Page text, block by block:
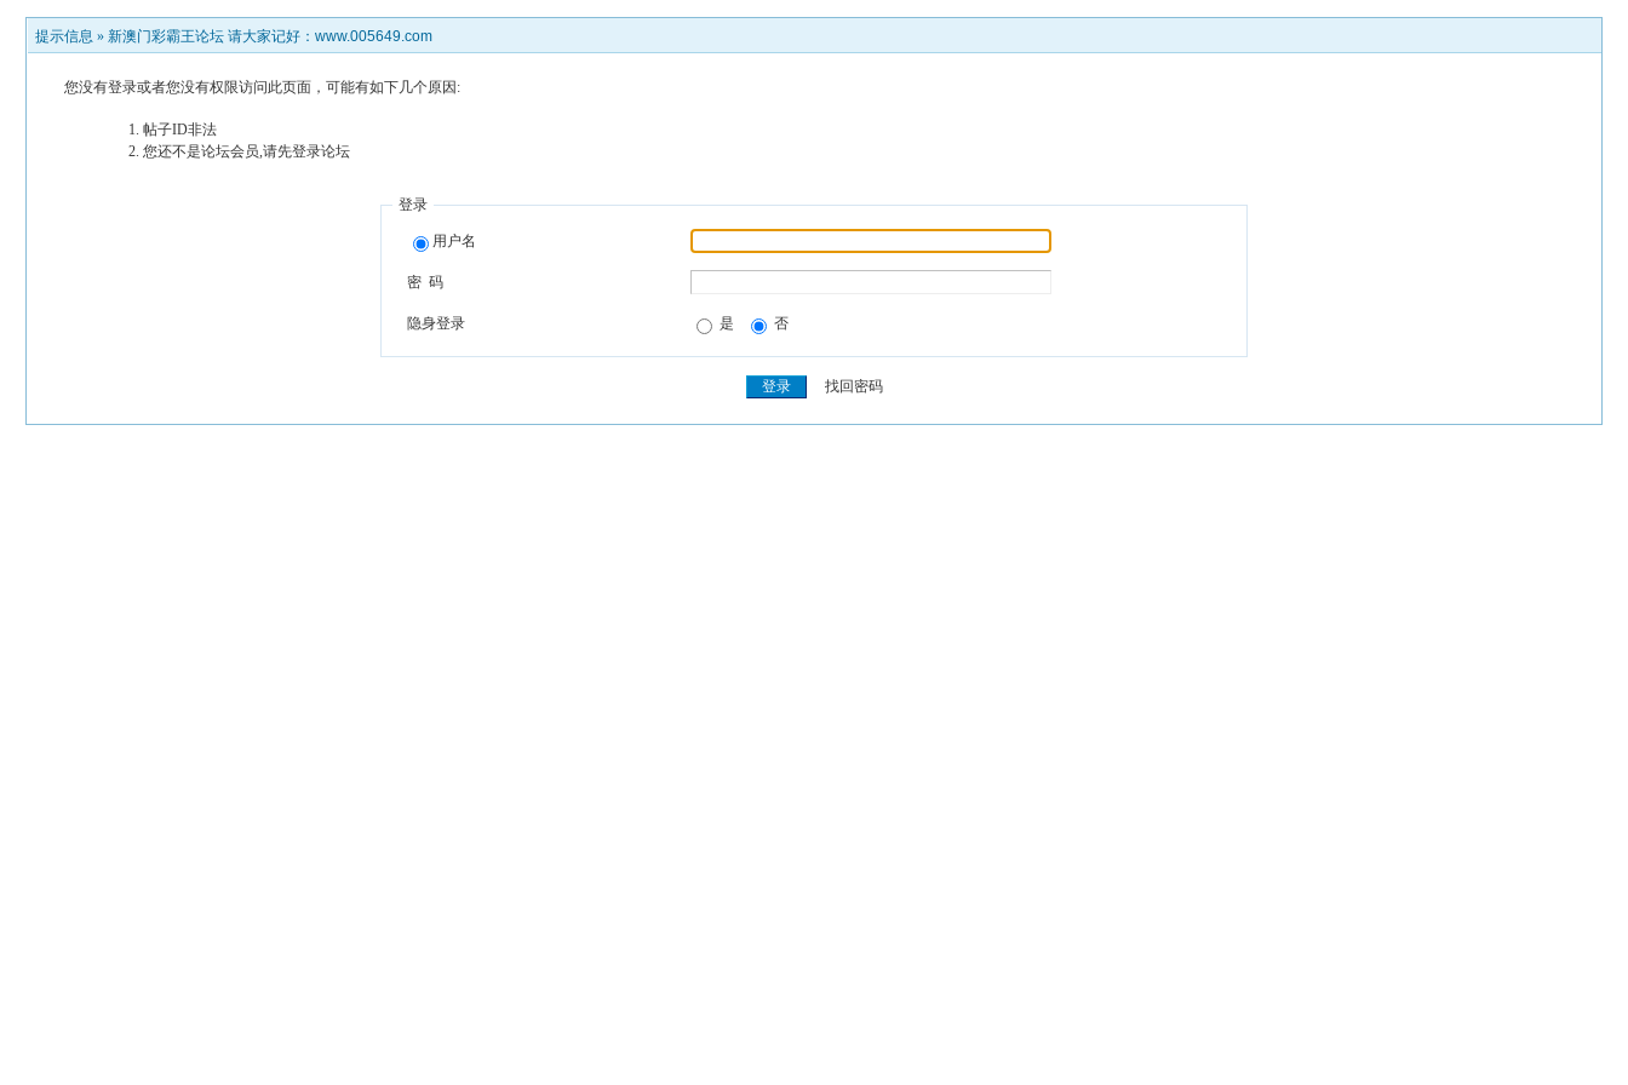
提示信息 » 新澳门彩霸王论坛 请大家记好：www.005649.com
您没有登录或者您没有权限访问此页面，可能有如下几个原因:
帖子ID非法
您还不是论坛会员,请先登录论坛
登录
用户名
密 码
隐身登录 是 否
找回密码